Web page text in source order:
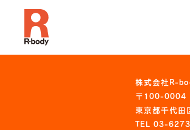
株式会社R-
〒100-0004
東京都千代
TEL 03-